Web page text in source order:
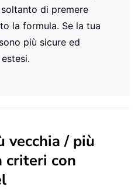
di premere
la formula. Se la tua
più sicure ed
vecchia / più
criteri con